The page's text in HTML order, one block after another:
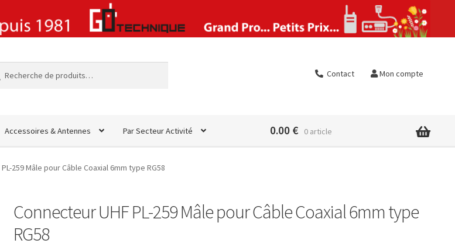
Contact Mon compte
Accessoires & Antennes Par Secteur Activité 0.00 € 0 article
259 Mâle pour Câble Coaxial 6mm type RG58
Connecteur UHF PL-259 Mâle pour Câble Coaxial 6mm type
RG58